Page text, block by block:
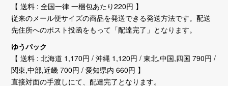
【 送料 : 全国一律 一梱包あたり220円 】
従来のメール便サイズの商品を発送できる発送方法です。配送
先住所へのポスト投函をもって「配達完了」となります。
ゆうパック
【 送料 : 北海道 1,170円 / 沖縄 1,120円 / 東北,中国,四国 790円 /
関東,中部,近畿 700円 / 愛知県内 660円 】
直接対面の手渡しにて、配達完了となります。